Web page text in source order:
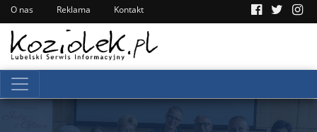
O nas Reklama Kontakt